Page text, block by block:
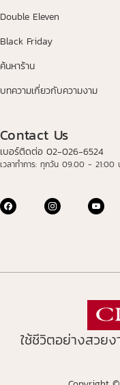
Double Eleven
Black Friday
ค้นหาร้าน
บทความเกี่ยวกับความงาม
Contact Us
เบอร์ติดต่อ 02-026-6524
เวลาทำการ: ทุกวัน 09.00 - 21:00
ใช้ชีวิตอย่างสวย